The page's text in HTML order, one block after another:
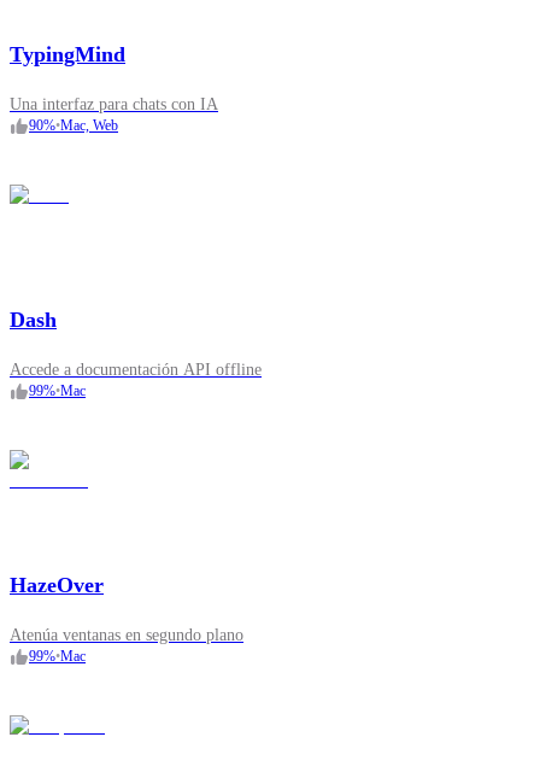
TypingMind
Una interfaz para chats con IA
90%•Mac, Web
Dash
Accede a documentación API offline
99%•Mac
HazeOver
Atenúa ventanas en segundo plano
99%•Mac